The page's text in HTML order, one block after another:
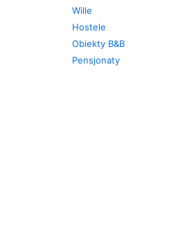
Wille
Hostele
Obiekty B&B
Pensjonaty